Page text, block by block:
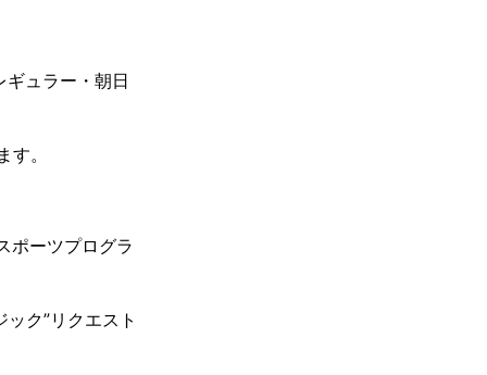
ュラー・朝日
。
ポーツプログラ
ク”リクエスト